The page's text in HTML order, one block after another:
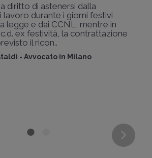
diritto di astenersi dalla
lavoro durante i giorni festivi
legge e dai CCNL, mentre in
ex festività, la contrattazione
il ricon..
- Avvocato in Milano